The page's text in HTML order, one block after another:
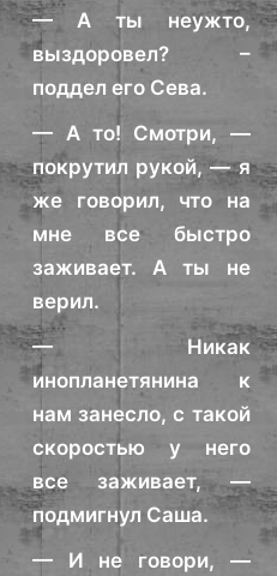
— А ты неужто,
выздоровел? –
поддел его Сева.
— А то! Смотри, —
покрутил рукой, — я
же говорил, что на
мне все быстро
заживает. А ты не
верил.
— Никак
инопланетянина к
нам занесло, с такой
скоростью у него
все заживает, —
подмигнул Саша.
— И не говори, —